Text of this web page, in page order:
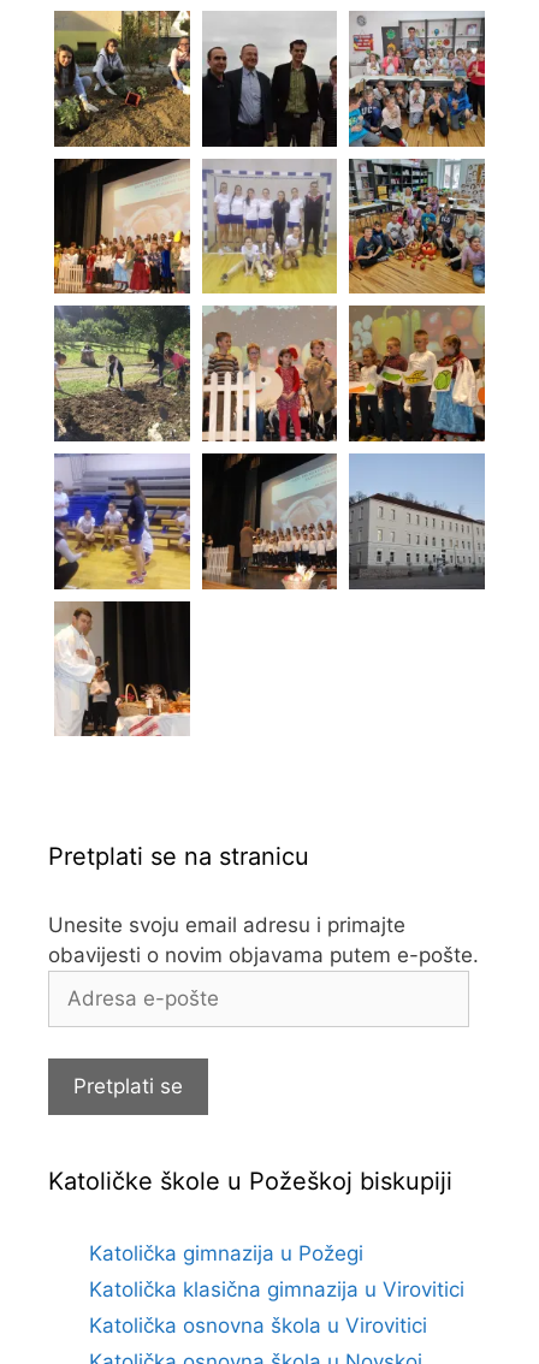
Pretplati se na stranicu
Unesite svoju email adresu i primajte
obavijesti o novim objavama putem e-pošte.
Adresa
Pretplati se
Katoličke škole u Požeškoj biskupiji
Katolička gimnazija u Požegi
Katolička klasična gimnazija u Virovitici
Katolička osnovna škola u Virovitici